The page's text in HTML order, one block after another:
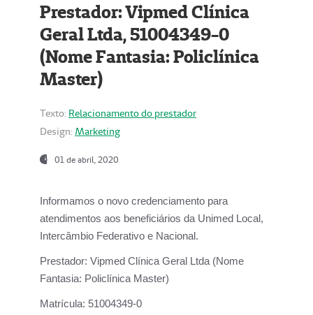
Prestador: Vipmed Clínica
Geral Ltda, 51004349-0
(Nome Fantasia: Policlínica
Master)
Texto: Relacionamento do prestador
Design: Marketing
01 de abril, 2020
Informamos o novo credenciamento para
atendimentos aos beneficiários da Unimed Local,
Intercâmbio Federativo e Nacional.
Prestador: Vipmed Clínica Geral Ltda (Nome
Fantasia: Policlínica Master)
Matrícula: 51004349-0